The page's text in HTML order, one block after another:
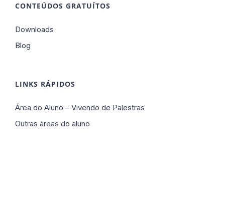
CONTEÚDOS GRATUÍTOS
Downloads
Blog
LINKS RÁPIDOS
Área do Aluno – Vivendo de Palestras
Outras áreas do aluno